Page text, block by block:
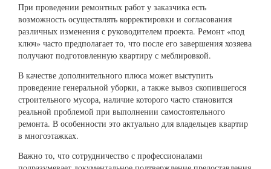
При проведении ремонтных работ у заказчика есть
возможность осуществлять корректировки и согласования
различных изменения с руководителем проекта. Ремонт «под
ключ» часто предполагает то, что после его завершения хозяева
получают подготовленную квартиру с меблировкой.
В качестве дополнительного плюса может выступить
проведение генеральной уборки, а также вывоз скопившегося
строительного мусора, наличие которого часто становится
реальной проблемой при выполнении самостоятельного
ремонта. В особенности это актуально для владельцев квартир
в многоэтажках.
Важно то, что сотрудничество с профессионалами